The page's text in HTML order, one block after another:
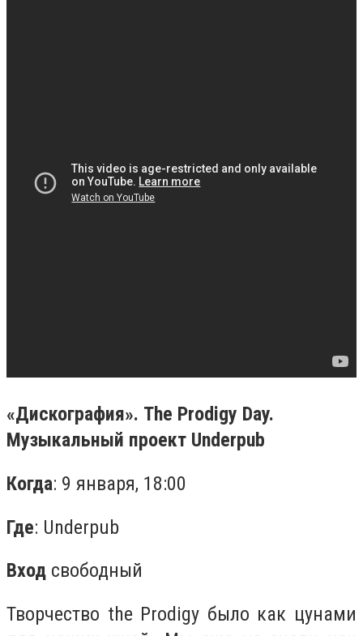
«Дискография». The Prodigy Day.
Музыкальный проект Underpub
Когда: 9 января, 18:00
Где: Underpub
Вход свободный
Творчество the Prodigy было как цунами